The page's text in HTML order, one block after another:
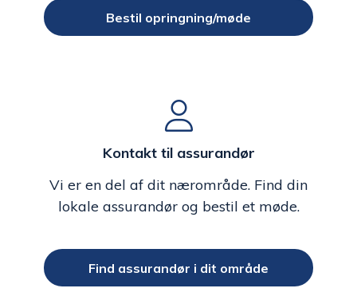
Bestil opringning/møde
Kontakt til assurandør
Vi er en del af dit nærområde. Find din
lokale assurandør og bestil et møde.
Find assurandør i dit område